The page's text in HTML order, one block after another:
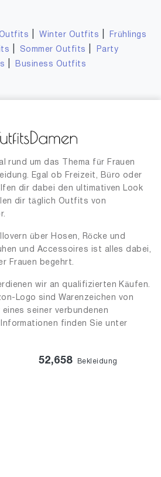
|Winter Outfits
Frühlings
Sommer Outfits
Party
Business Outfits
rund um das Thema für Frauen
Egal ob Freizeit, Büro oder
dir dabei den ultimativen Look
dir täglich Outfits von
über Hosen, Röcke und
und Accessoires ist alles dabei,
Frauen begehrt.
wir an qualifizierten Käufen.
Logo sind Warenzeichen von
seiner verbundenen
finden Sie unter
52,658 Bekleidung